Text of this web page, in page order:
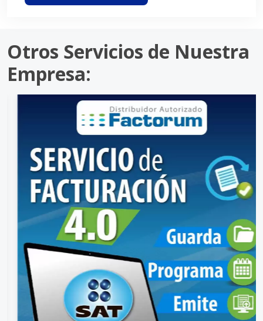
Otros Servicios de Nuestra
Empresa: